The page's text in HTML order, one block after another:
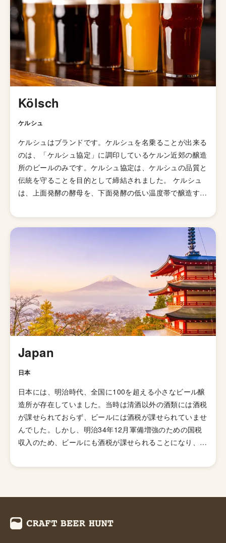
くれ」 まずいビールは３リットルなんて絶対飲めない。
飲めば飲むほど、喉が渇いて飲みたくなるようなビールを
造って、腹いっぱい料理を食べて、うまいビールをみんな
で歌って笑ってたくさん飲む。 秋田県のブルワリーらし
くレギュラーラインナップにはナマハゲがプリントされて
います。
Kölsch
ケルシュ
ケルシュはブランドです。ケルシュを名乗ることが出来る
のは、「ケルシュ協定」に調印しているケルン近郊の醸造
所のビールのみです。ケルシュ協定は、ケルシュの品質と
伝統を守ることを目的として締結されました。 ケルシュ
は、上面発酵の酵母を、下面発酵の低い温度帯で醸造する
泡立ち。フルーティで華やかな香り。苦味は非常に弱く、
銘柄によっては甘味や弱い酸味を感じます。後味はすっき
りしており、喉越しはとても軽く飲みやすいビールです。
苦いビールが苦手な方にもオススメです。 ケルン以外で
造られたケルシュっぽい製法で造られたビールはケルシュ
スタイルと呼ぶことが多いです。
Japan
日本
日本には、明治時代、全国に100を超える小さなビール醸
造所が存在していました。当時は清酒以外の酒類には酒税
が課せられておらず、ビールには酒税が課せられていませ
んでした。しかし、明治34年12月軍備増強のための国税
収入のため、ビールにも酒税が課せられることになり、資
を消していきました。これによりビール作りは戦後しばら
の年間2,000キロリッターから60キロリッターに引き下げ
られたことで転機がおとずれます。これにより、再び小規